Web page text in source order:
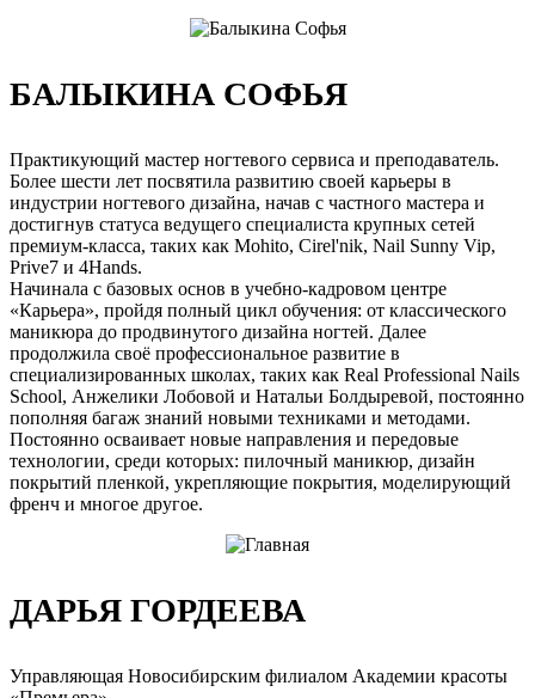
БАЛЫКИНА СОФЬЯ
Практикующий мастер ногтевого сервиса и преподаватель.
Более шести лет посвятила развитию своей карьеры в
индустрии ногтевого дизайна, начав с частного мастера и
достигнув статуса ведущего специалиста крупных сетей
премиум-класса, таких как Mohito, Cirel'nik, Nail Sunny Vip,
Prive7 и 4Hands.
Начинала с базовых основ в учебно-кадровом центре
«Карьера», пройдя полный цикл обучения: от классического
маникюра до продвинутого дизайна ногтей. Далее
продолжила своё профессиональное развитие в
специализированных школах, таких как Real Professional Nails
School, Анжелики Лобовой и Натальи Болдыревой, постоянно
пополняя багаж знаний новыми техниками и методами.
Постоянно осваивает новые направления и передовые
технологии, среди которых: пилочный маникюр, дизайн
покрытий пленкой, укрепляющие покрытия, моделирующий
френч и многое другое.
ДАРЬЯ ГОРДЕЕВА
Управляющая Новосибирским филиалом Академии красоты